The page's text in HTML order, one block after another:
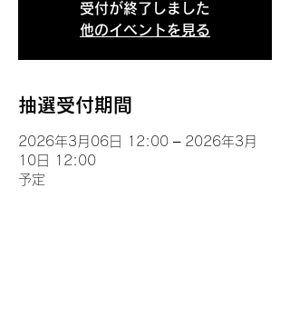
受付が終了しました
他のイベントを見る
抽選受付期間
2026年3月06日 12:00 – 2026年3月
10日 12:00
予定